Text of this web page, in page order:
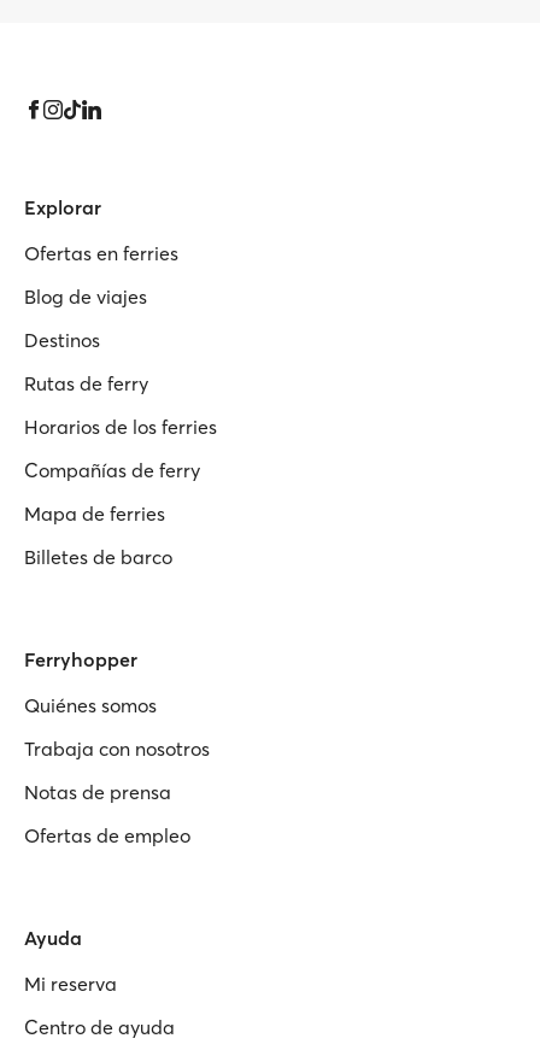
Explorar
Ofertas en ferries
Blog de viajes
Destinos
Rutas de ferry
Horarios de los ferries
Compañías de ferry
Mapa de ferries
Billetes de barco
Ferryhopper
Quiénes somos
Trabaja con nosotros
Notas de prensa
Ofertas de empleo
Ayuda
Mi reserva
Centro de ayuda